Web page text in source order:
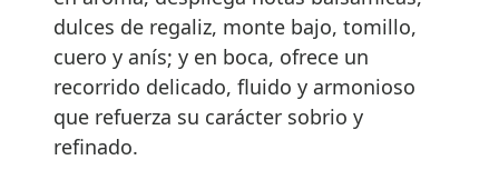
dulces de regaliz, monte bajo, tomillo,
cuero y anís; y en boca, ofrece un
recorrido delicado, fluido y armonioso
que refuerza su carácter sobrio y
refinado.